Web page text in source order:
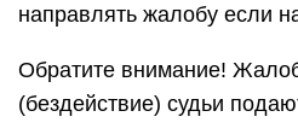
направлять жалобу если
Обратите внимание!
(бездействие) судьи